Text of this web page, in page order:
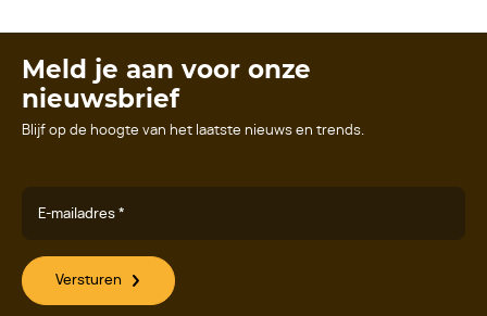
Meld je aan voor onze
nieuwsbrief
Blijf op de hoogte van het laatste nieuws en trends.
E-mailadres *
Versturen